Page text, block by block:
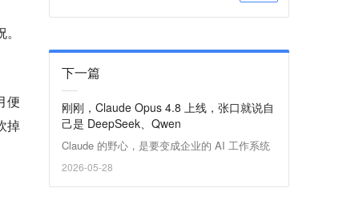
便
掉
下一篇
刚刚，Claude Opus 4.8 上线，张口就说自
己是 DeepSeek、Qwen
Claude 的野心，是要变成企业的 AI 工作系统
2026-05-28